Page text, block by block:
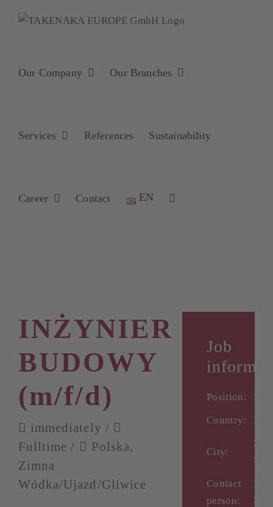
Our Company Our Branches
Services References Sustainability
Career Contact EN
INŻYNIER
BUDOWY
(m/f/d)
immediately /
Fulltime /
Polska,
Zimna
Wódka/Ujazd/Gliwice
Job
Position:
Country:
City:
Contact
person:
Ms